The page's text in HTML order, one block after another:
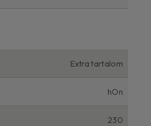
Extra tartalom
hOn
230